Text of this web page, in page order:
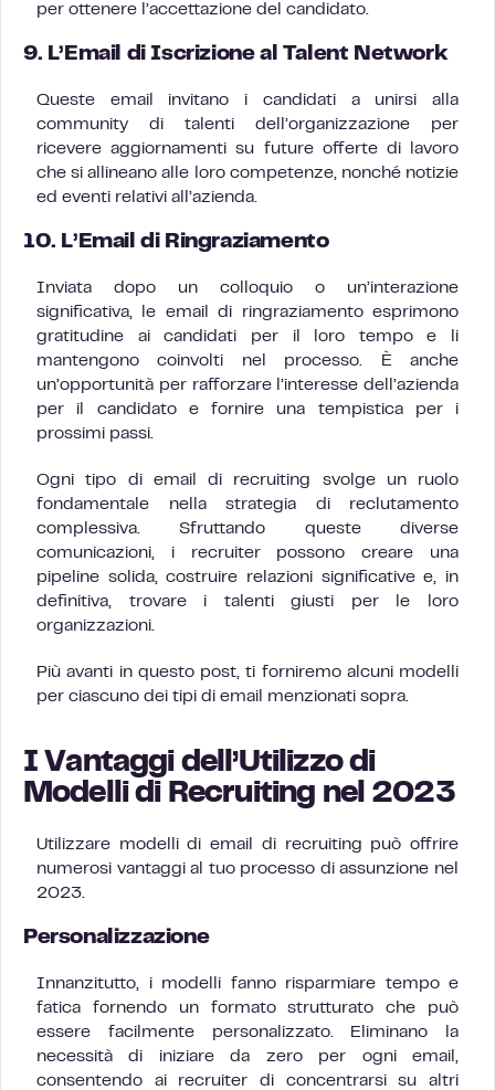
per ottenere l’accettazione del candidato.
9. L’Email di Iscrizione al Talent Network
Queste email invitano i candidati a unirsi alla
community di talenti dell’organizzazione per
ricevere aggiornamenti su future offerte di lavoro
che si allineano alle loro competenze, nonché notizie
ed eventi relativi all’azienda.
10. L’Email di Ringraziamento
Inviata dopo un colloquio o un’interazione
significativa, le email di ringraziamento esprimono
gratitudine ai candidati per il loro tempo e li
mantengono coinvolti nel processo. È anche
un’opportunità per rafforzare l’interesse dell’azienda
per il candidato e fornire una tempistica per i
prossimi passi.
Ogni tipo di email di recruiting svolge un ruolo
fondamentale nella strategia di reclutamento
complessiva. Sfruttando queste diverse
comunicazioni, i recruiter possono creare una
pipeline solida, costruire relazioni significative e, in
definitiva, trovare i talenti giusti per le loro
organizzazioni.
Più avanti in questo post, ti forniremo alcuni modelli
per ciascuno dei tipi di email menzionati sopra.
I Vantaggi dell’Utilizzo di
Modelli di Recruiting nel 2023
Utilizzare modelli di email di recruiting può offrire
numerosi vantaggi al tuo processo di assunzione nel
2023.
Personalizzazione
Innanzitutto, i modelli fanno risparmiare tempo e
fatica fornendo un formato strutturato che può
essere facilmente personalizzato. Eliminano la
necessità di iniziare da zero per ogni email,
consentendo ai recruiter di concentrarsi su altri